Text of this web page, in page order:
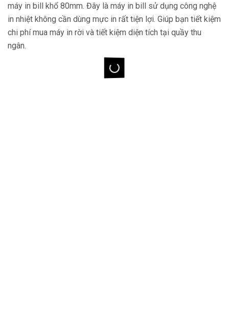
máy in bill khổ 80mm. Đây là máy in bill sử dụng công nghệ
in nhiệt không cần dùng mực in rất tiện lợi. Giúp bạn tiết kiệm
chi phí mua máy in rời và tiết kiệm diện tích tại quầy thu
ngân.